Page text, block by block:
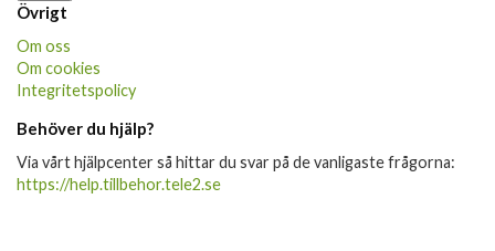
Övrigt
Om oss
Om cookies
Integritetspolicy
Behöver du hjälp?
Via vårt hjälpcenter så hittar du svar på de vanligaste frågorna:
https://help.tillbehor.tele2.se